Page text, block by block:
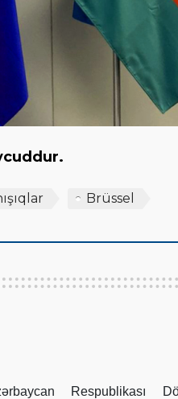
Brüssel
Respublikası